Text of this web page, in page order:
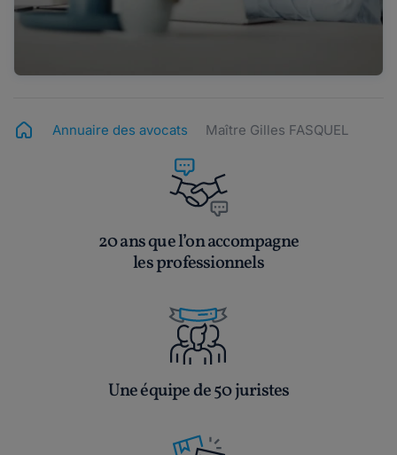
Annuaire des avocats Maître Gilles FASQUEL
20 ans que l’on accompagne
les professionnels
Une équipe de 50 juristes